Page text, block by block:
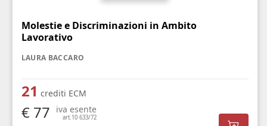
Molestie e Discriminazioni in Ambito
Lavorativo
LAURA BACCARO
21 crediti ECM
€ 77 iva esente
art.10 633/72